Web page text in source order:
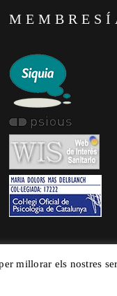
millorar els nostres